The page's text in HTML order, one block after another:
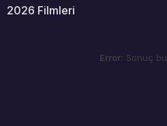
2026 Filmleri
Error: Sonuç